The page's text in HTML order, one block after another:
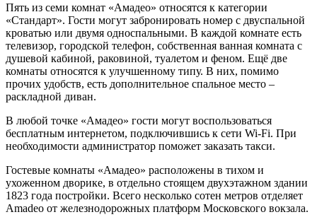
Пять из семи комнат «Амадео» относятся к категории
«Стандарт». Гости могут забронировать номер с двуспальной
кроватью или двумя односпальными. В каждой комнате есть
телевизор, городской телефон, собственная ванная комната с
душевой кабиной, раковиной, туалетом и феном. Ещё две
комнаты относятся к улучшенному типу. В них, помимо
прочих удобств, есть дополнительное спальное место –
раскладной диван.
В любой точке «Амадео» гости могут воспользоваться
бесплатным интернетом, подключившись к сети Wi-Fi. При
необходимости администратор поможет заказать такси.
Гостевые комнаты «Амадео» расположены в тихом и
ухоженном дворике, в отдельно стоящем двухэтажном здании
1823 года постройки. Всего несколько сотен метров отделяет
Amadeo от железнодорожных платформ Московского вокзала.